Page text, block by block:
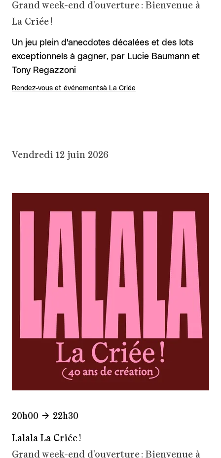
Grand week-end d'ouverture : Bienvenue à
La Criée !
Un jeu plein d'anecdotes décalées et des lots
exceptionnels à gagner, par Lucie Baumann et
Tony Regazzoni
Rendez-vous et événementsà La Criée
Vendredi 12 juin 2026
Lalala La Criée !
Grand week-end d'ouverture : Bienvenue à
20h00 22h30